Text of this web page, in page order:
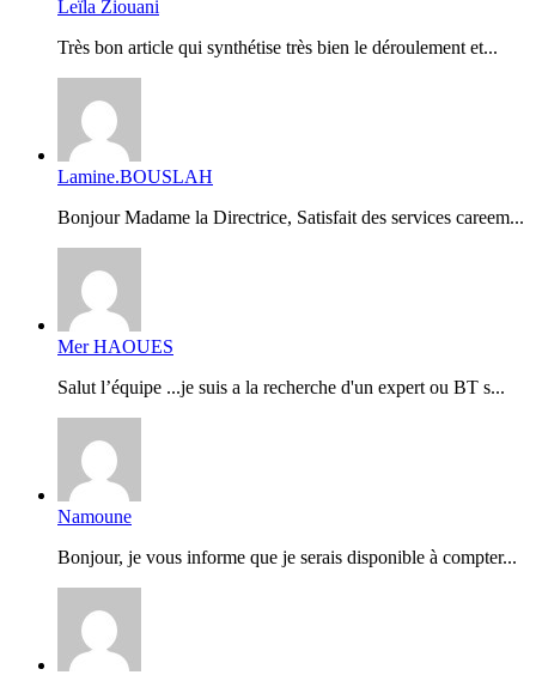
Leïla Ziouani
Très bon article qui synthétise très bien le déroulement et...
Lamine.BOUSLAH
Bonjour Madame la Directrice, Satisfait des services careem...
Mer HAOUES
Salut l’équipe ...je suis a la recherche d'un expert ou BT s...
Namoune
Bonjour, je vous informe que je serais disponible à compter...